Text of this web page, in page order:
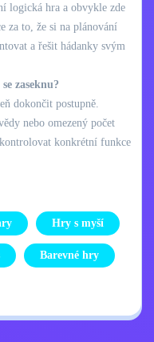
logická hra a obvykle zde
za to, že si na plánování
a řešit hádanky svým
zaseknu?
dokončit postupně.
nebo omezený počet
konkrétní funkce
Hry s myší
Barevné hry